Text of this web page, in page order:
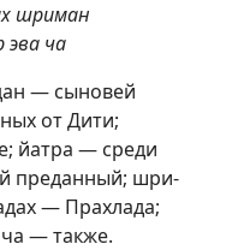
шриман
эва ча
— сыновей
от Дити;
йатра — среди
преданный; шри-
— Прахлада;
— также.